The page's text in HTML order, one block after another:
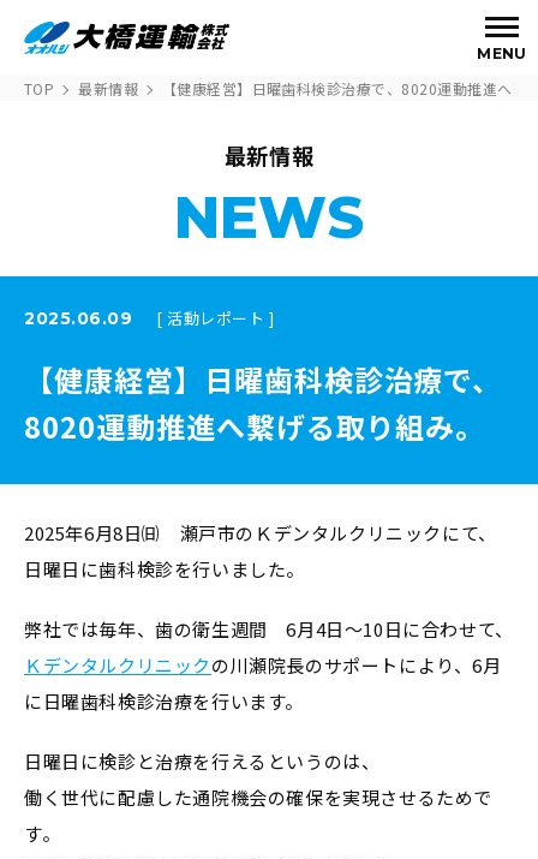
MENU
TOP 最新情報 【健康経営】日曜歯科検診治療で、8020運動推進へ繋
最新情報
NEWS
2025.06.09 [ 活動レポート ]
【健康経営】日曜歯科検診治療で、
8020運動推進へ繋げる取り組み。
2025年6月8日㈰ 瀬戸市のＫデンタルクリニックにて、
日曜日に歯科検診を行いました。
弊社では毎年、歯の衛生週間 6月4日～10日に合わせて、
Ｋデンタルクリニックの川瀬院長のサポートにより、6月
に日曜歯科検診治療を行います。
日曜日に検診と治療を行えるというのは、
働く世代に配慮した通院機会の確保を実現させるためで
す。